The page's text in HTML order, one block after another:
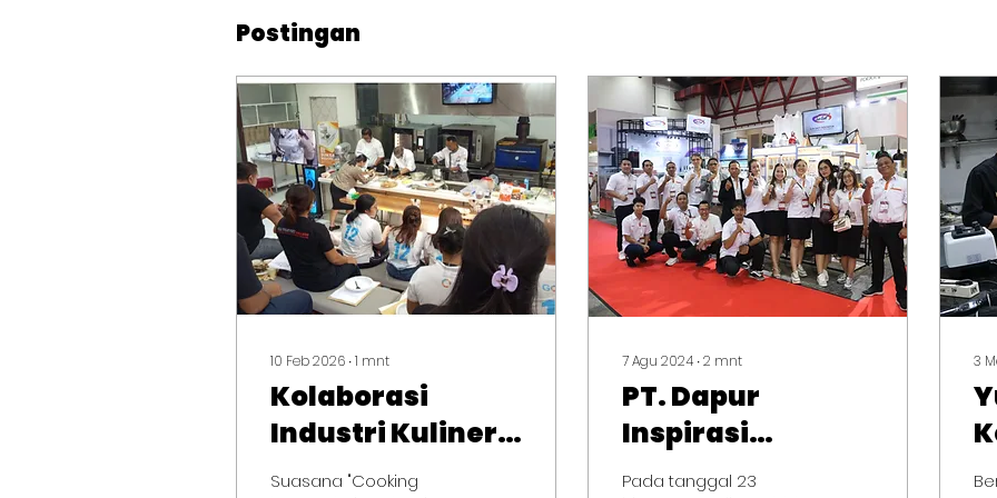
Postingan
10 Feb 2026 ∙1 mnt
Kolaborasi
Industri Kuliner
Bali dalam
Suasana "Cooking
7 Agu 2024 ∙2 mnt
PT. Dapur
Inspirasi
Nusantara dan
Pada tanggal 23
3